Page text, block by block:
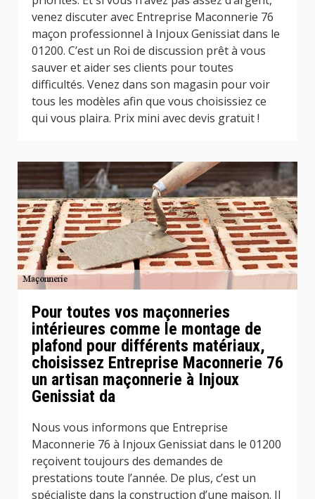
venez discuter avec Entreprise Maconnerie 76
maçon professionnel à Injoux Genissiat dans le
01200. C’est un Roi de discussion prêt à vous
sauver et aider ses clients pour toutes
difficultés. Venez dans son magasin pour voir
tous les modèles afin que vous choisissiez ce
qui vous plaira. Prix mini avec devis gratuit !
Pour toutes vos maçonneries
intérieures comme le montage de
plafond pour différents matériaux,
choisissez Entreprise Maconnerie 76
un artisan maçonnerie à Injoux
Genissiat da
Nous vous informons que Entreprise
Maconnerie 76 à Injoux Genissiat dans le 01200
reçoivent toujours des demandes de
prestations toute l’année. De plus, c’est un
spécialiste dans la construction d’une maison. Il